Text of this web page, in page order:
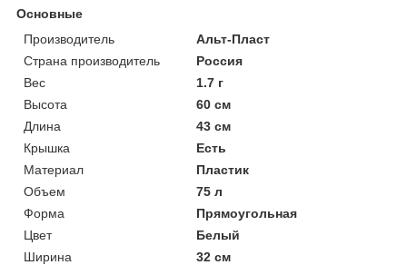
Основные
Производитель
Альт-Пласт
Страна производитель
Россия
Вес
1.7 г
Высота
60 см
Длина
43 см
Крышка
Есть
Материал
Пластик
Объем
75 л
Форма
Прямоугольная
Цвет
Белый
Ширина
32 см